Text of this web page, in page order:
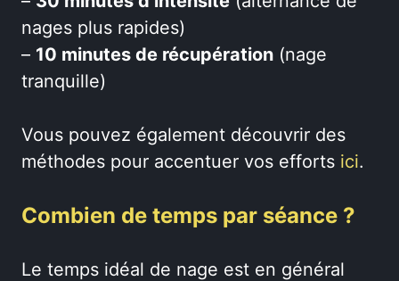
nages plus rapides)
– 10 minutes de récupération (nage
tranquille)
Vous pouvez également découvrir des
méthodes pour accentuer vos efforts ici.
Combien de temps par séance ?
Le temps idéal de nage est en général